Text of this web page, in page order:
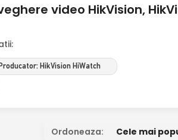
video HikVision,
Producator: HikVision HiWatch
Ordoneaza: Cele mai